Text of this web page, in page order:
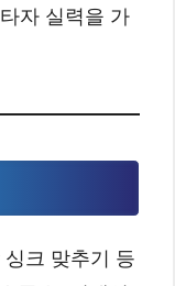
자 실력을 가
크 맞추기 등